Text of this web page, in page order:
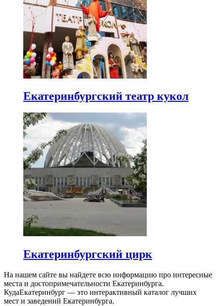
Екатеринбургский театр кукол
Екатеринбургский цирк
На нашем сайте вы найдете всю информацию про интересные
места и достопримечательности Екатеринбурга.
КудаЕкатеринбург — это интерактивный каталог лучших
мест и заведений Екатеринбурга.